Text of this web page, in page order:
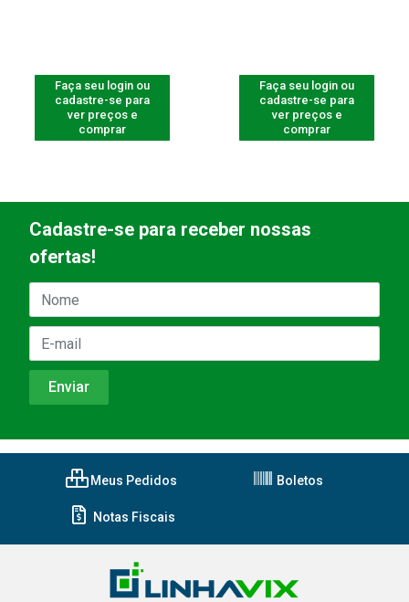
Faça seu login ou
cadastre-se para
ver preços e
comprar
Faça seu login ou
cadastre-se para
ver preços e
comprar
Cadastre-se para receber nossas
ofertas!
Meus Pedidos Boletos
Notas Fiscais